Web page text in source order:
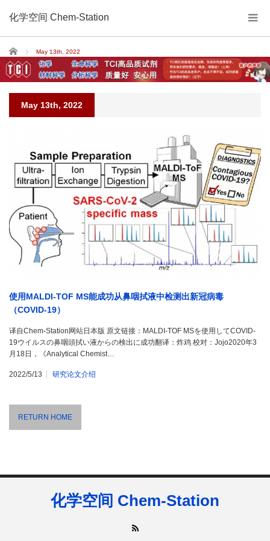
化学空间 Chem-Station
Home May 13th, 2022
May 13th, 2022
使用MALDI-TOF MS能成功从鼻咽拭液中检测出新冠病毒
（COVID-19）
译自Chem-Station网站日本版 原文链接：MALDI-TOF MSを使用してCOVID-
19ウイルスの鼻咽頭拭い液からの検出に成功翻译：炸鸡 校对：Jojo2020年3
月18日，《Analytical Chemist…
2022/5/13 研究论文介绍
RETURN HOME
化学空间 Chem-Station